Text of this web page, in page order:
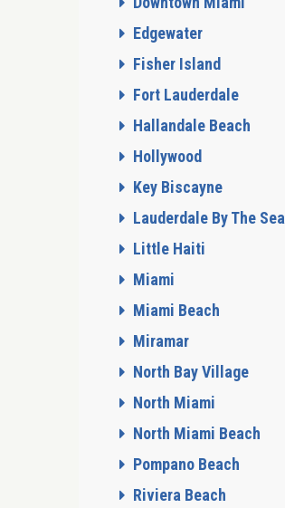
Edgewater
Fisher Island
Fort Lauderdale
Hallandale Beach
Hollywood
Key Biscayne
Lauderdale By The Sea
Little Haiti
Miami
Miami Beach
Miramar
North Bay Village
North Miami
North Miami Beach
Pompano Beach
Riviera Beach